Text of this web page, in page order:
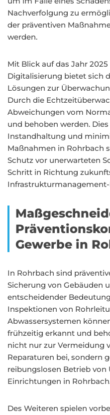
Nachverfolgung zu
der präventiven
werden.
Mit Blick auf das Jahr
Digitalisierung bietet sich
Lösungen zur
Durch die
Abweichungen vom
und behoben werden.
Instandhaltung und
Maßnahmen in Rohrbach
Schutz vor unerwarteten
Schritt in Richtung
Gewerbe in
In Rohrbach sind
Sicherung von Gebäuden
entscheidender
Inspektionen von
Abwassersystemen
frühzeitig erkannt und
nicht nur zur Vermeidung
Reparaturen bei, sondern
reibungslosen Betrieb
Einrichtungen in
Des Weiteren spielen